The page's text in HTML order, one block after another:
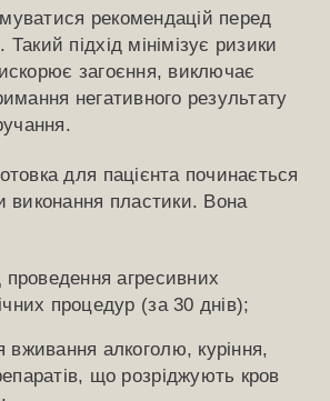
рекомендацій перед
підхід мінімізує ризики
загоєння, виключає
негативного результату
для пацієнта починається
виконання пластики. Вона
проведення агресивних
процедур (за 30 днів);
вживання алкоголю, куріння,
що розріджують кров